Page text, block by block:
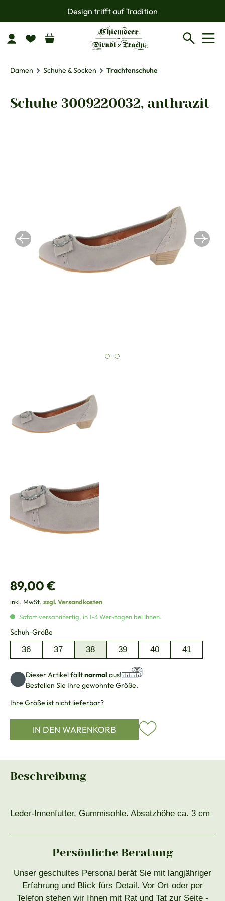
Zum Hauptinhalt springenDesign trifft auf Tradition
Damen Schuhe & Socken Trachtenschuhe
Schuhe 3009220032, anthrazit
Regulärer Preis:
89,00 €
inkl. MwSt. zzgl. Versandkosten
Sofort versandfertig, in 1-3 Werktagen bei Ihnen.
Schuh-Größe
36 37 38 39 40 41
Dieser Artikel fälltnormal aus!
Bestellen Sie Ihre gewohnte Größe.
Ihre Größe ist nicht lieferbar?
IN DEN WARENKORB
Beschreibung
Leder-Innenfutter, Gummisohle. Absatzhöhe ca. 3 cm
Persönliche Beratung
Unser geschultes Personal berät Sie mit langjähriger
Erfahrung und Blick fürs Detail. Vor Ort oder per
Telefon stehen wir Ihnen mit Rat und Tat zur Seite -